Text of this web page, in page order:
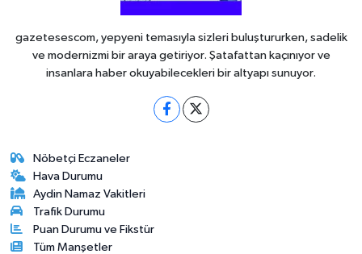
gazetesescom, yepyeni temasıyla sizleri buluştururken, sadelik
ve modernizmi bir araya getiriyor. Şatafattan kaçınıyor ve
insanlara haber okuyabilecekleri bir altyapı sunuyor.
Nöbetçi Eczaneler
Hava Durumu
Aydin Namaz Vakitleri
Trafik Durumu
Puan Durumu ve Fikstür
Tüm Manşetler